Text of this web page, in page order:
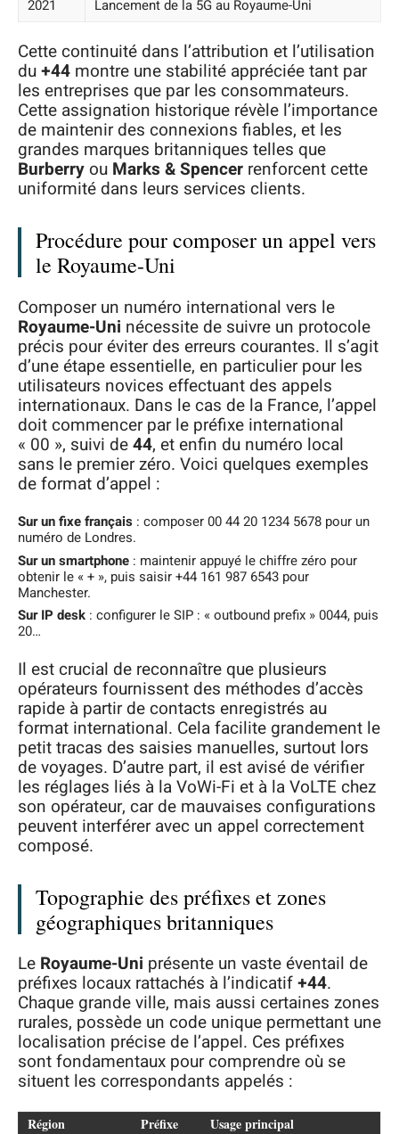
2021 Lancement de la 5G au Royaume-Uni
Cette continuité dans l’attribution et l’utilisation
du+44 montre une stabilité appréciée tant par
les entreprises que par les consommateurs.
Cette assignation historique révèle l’importance
de maintenir des connexions fiables, et les
grandes marques britanniques telles que
Burberry ou Marks & Spencer renforcent cette
uniformité dans leurs services clients.
Procédure pour composer un appel vers
le Royaume-Uni
Composer un numéro international vers le
Royaume-Uni nécessite de suivre un protocole
précis pour éviter des erreurs courantes. Il s’agit
d’une étape essentielle, en particulier pour les
utilisateurs novices effectuant des appels
internationaux. Dans le cas de la France, l’appel
doit commencer par le préfixe international
« 00 », suivi de44, et enfin du numéro local
sans le premier zéro. Voici quelques exemples
de format d’appel :
Sur un fixe français : composer 00 44 20 1234 5678 pour un
numéro de Londres.
Sur un smartphone : maintenir appuyé le chiffre zéro pour
obtenir le « + », puis saisir +44 161 987 6543 pour
Manchester.
Sur IP desk : configurer le SIP : « outbound prefix » 0044, puis
20…
Il est crucial de reconnaître que plusieurs
opérateurs fournissent des méthodes d’accès
rapide à partir de contacts enregistrés au
format international. Cela facilite grandement le
petit tracas des saisies manuelles, surtout lors
de voyages. D’autre part, il est avisé de vérifier
les réglages liés à la VoWi-Fi et à la VoLTE chez
son opérateur, car de mauvaises configurations
peuvent interférer avec un appel correctement
composé.
Topographie des préfixes et zones
géographiques britanniques
Le Royaume-Uni présente un vaste éventail de
préfixes locaux rattachés à l’indicatif+44.
Chaque grande ville, mais aussi certaines zones
rurales, possède un code unique permettant une
localisation précise de l’appel. Ces préfixes
sont fondamentaux pour comprendre où se
situent les correspondants appelés :
Région Préfixe Usage principal